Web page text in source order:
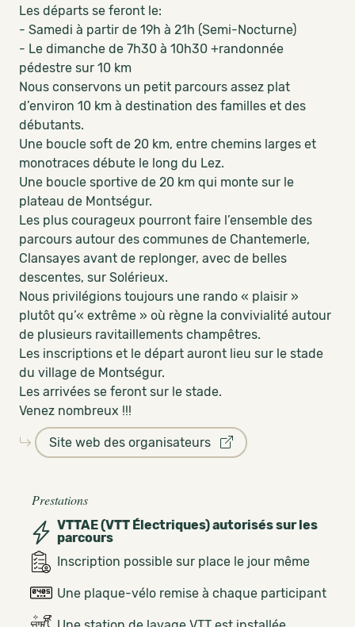
Les départs se feront le:
- Samedi à partir de 19h à 21h (Semi-Nocturne)
- Le dimanche de 7h30 à 10h30 +randonnée
pédestre sur 10 km
Nous conservons un petit parcours assez plat
d’environ 10 km à destination des familles et des
débutants.
Une boucle soft de 20 km, entre chemins larges et
monotraces débute le long du Lez.
Une boucle sportive de 20 km qui monte sur le
plateau de Montségur.
Les plus courageux pourront faire l’ensemble des
parcours autour des communes de Chantemerle,
Clansayes avant de replonger, avec de belles
descentes, sur Solérieux.
Nous privilégions toujours une rando « plaisir »
plutôt qu’« extrême » où règne la convivialité autour
de plusieurs ravitaillements champêtres.
Les inscriptions et le départ auront lieu sur le stade
du village de Montségur.
Les arrivées se feront sur le stade.
Venez nombreux !!!
Site web des organisateurs
Prestations
VTTAE (VTT Électriques) autorisés sur les
parcours
Inscription possible sur place le jour même
Une plaque-vélo remise à chaque participant